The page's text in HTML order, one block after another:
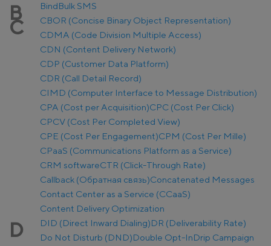
B BindBulk SMS
C
CBOR (Concise Binary Object Representation)
CDMA (Code Division Multiple Access)
CDN (Content Delivery Network)
CDP (Customer Data Platform)
CDR (Call Detail Record)
CIMD (Computer Interface to Message Distribution)
CPA (Cost per Acquisition)CPC (Cost Per Click)
CPCV (Cost Per Completed View)
CPE (Cost Per Engagement)CPM (Cost Per Mille)
CPaaS (Communications Platform as a Service)
CRM softwareCTR (Click-Through Rate)
Callback (Обратная связь)Concatenated Messages
Contact Center as a Service (CCaaS)
Content Delivery Optimization
D DID (Direct Inward Dialing)DR (Deliverability Rate)
Do Not Disturb (DND)Double Opt-InDrip Campaign